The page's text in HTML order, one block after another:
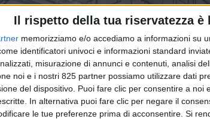
Il rispetto della tua riservatezza
memorizziamo e/o accediamo a informazioni su
identificatori univoci e informazioni standard
misurazione di annunci e contenuti, analisi
noi e i nostri 825 partner possiamo utilizzare dati
del dispositivo. Puoi fare clic per consentire a noi
In alternativa puoi fare clic per negare il
le tue preferenze prima di acconsentire. Si